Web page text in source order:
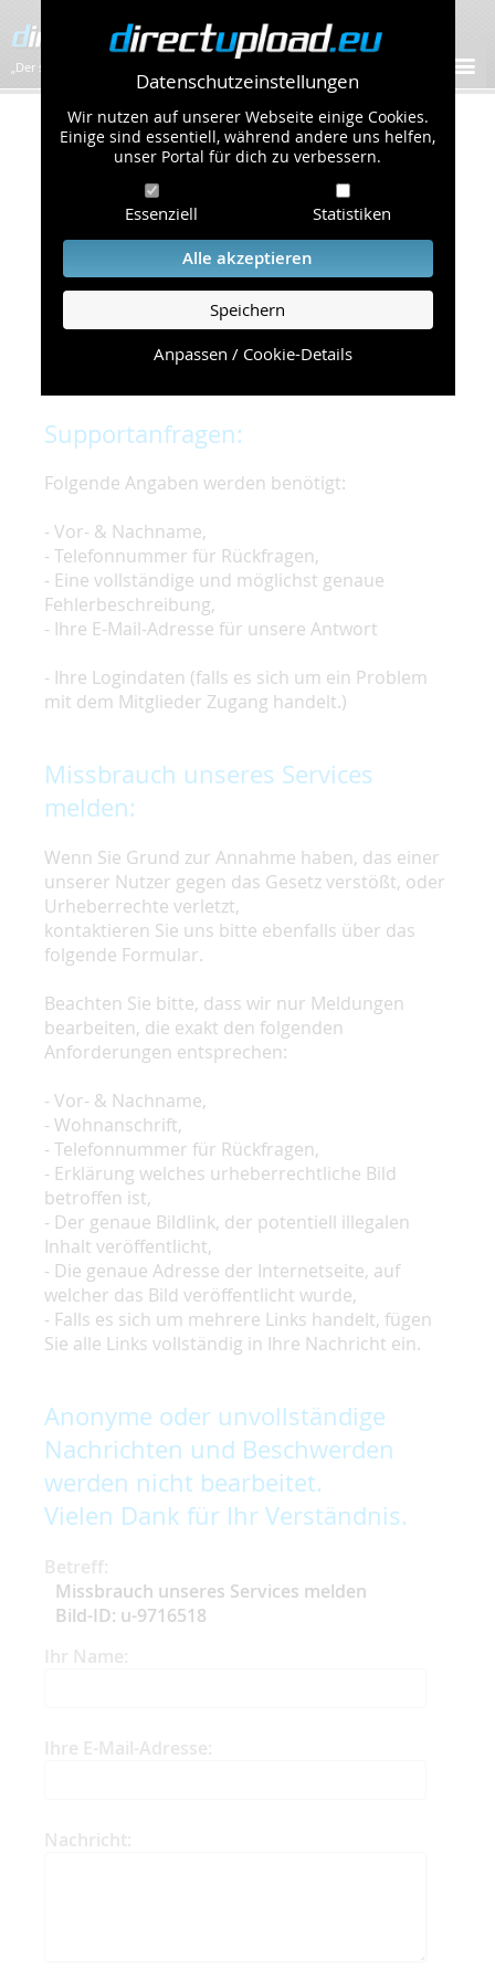
Datenschutzeinstellungen
Wir nutzen auf unserer Webseite einige Cookies.
Einige sind essentiell, während andere uns helfen,
unser Portal für dich zu verbessern.
Essenziell Statistiken
Alle akzeptieren
Speichern
Anpassen / Cookie-Details
„Der schnellste Bilder-Hoster im Web!”
Kontakt & Support
Um eine schnelle und unkomplizierte
Bearbeitung Ihres Problems zu gewährleisten,
bitten wir Sie,
folgende Punkte zu beachten und einzuhalten.
Die schnellste Hilfe finden Sie auf unserer
Seite, die die häufig gestellten Fragen
Supportanfragen:
Folgende Angaben werden benötigt:
- Vor- & Nachname,
- Telefonnummer für Rückfragen,
- Eine vollständige und möglichst genaue
Fehlerbeschreibung,
- Ihre E-Mail-Adresse für unsere Antwort
- Ihre Logindaten (falls es sich um ein Problem
mit dem Mitglieder Zugang handelt.)
Missbrauch unseres Services
melden:
Wenn Sie Grund zur Annahme haben, das einer
unserer Nutzer gegen das Gesetz verstößt, oder
Urheberrechte verletzt,
kontaktieren Sie uns bitte ebenfalls über das
folgende Formular.
Beachten Sie bitte, dass wir nur Meldungen
bearbeiten, die exakt den folgenden
Anforderungen entsprechen:
- Vor- & Nachname,
- Wohnanschrift,
- Telefonnummer für Rückfragen,
- Erklärung welches urheberrechtliche Bild
betroffen ist,
- Der genaue Bildlink, der potentiell illegalen
Inhalt veröffentlicht,
- Die genaue Adresse der Internetseite, auf
welcher das Bild veröffentlicht wurde,
- Falls es sich um mehrere Links handelt, fügen
Sie alle Links vollständig in Ihre Nachricht ein.
Anonyme oder unvollständige
Nachrichten und Beschwerden
werden nicht bearbeitet.
Vielen Dank für Ihr Verständnis.
Betreff:
Missbrauch unseres Services melden
Bild-ID: u-9716518
Ihr Name:
Ihre E-Mail-Adresse:
Nachricht: